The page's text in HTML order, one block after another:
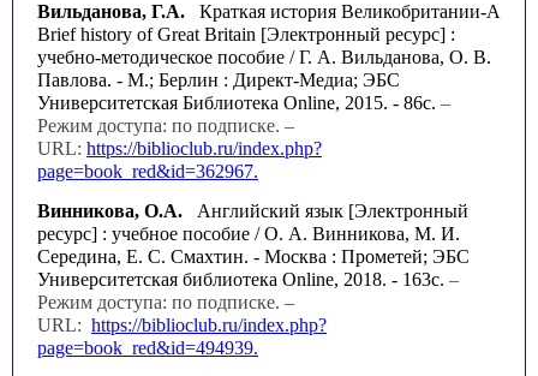
Вильданова, Г.А. Краткая история Великобритании-A
Brief history of Great Britain [Электронный ресурс] :
учебно-методическое пособие / Г. А. Вильданова, О. В.
Павлова. - М.; Берлин : Директ-Медиа; ЭБС
Университетская Библиотека Online, 2015. - 86с. –
Режим доступа: по подписке. –
URL: https://biblioclub.ru/index.php?
page=book_red&id=362967.
Винникова, О.А. Английский язык [Электронный
ресурс] : учебное пособие / О. А. Винникова, М. И.
Середина, Е. С. Смахтин. - Москва : Прометей; ЭБС
Университетская библиотека Online, 2018. - 163с. –
Режим доступа: по подписке. –
URL: https://biblioclub.ru/index.php?
page=book_red&id=494939.